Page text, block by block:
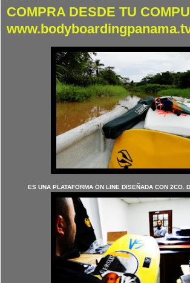
COMPRA DESDE TU
ES UNA PLATAFORMA ON LINE DISEÑADA CON 2CO.